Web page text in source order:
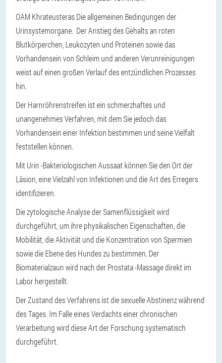
OAM Khrateusteras Die allgemeinen Bedingungen der
Urinsystemorgane. Der Anstieg des Gehalts an roten
Blutkörperchen, Leukozyten und Proteinen sowie das
Vorhandensein von Schleim und anderen Verunreinigungen
weist auf einen großen Verlauf des entzündlichen Prozesses
hin.
Der Harnröhrenstreifen ist ein schmerzhaftes und
unangenehmes Verfahren, mit dem Sie jedoch das
Vorhandensein einer Infektion bestimmen und seine Vielfalt
feststellen können.
Mit Urin -Bakteriologischen Aussaat können Sie den Ort der
Läsion, eine Vielzahl von Infektionen und die Art des Erregers
identifizieren.
Die zytologische Analyse der Samenflüssigkeit wird
durchgeführt, um ihre physikalischen Eigenschaften, die
Mobilität, die Aktivität und die Konzentration von Spermien
sowie die Ebene des Hundes zu bestimmen. Der
Biomaterialzaun wird nach der Prostata -Massage direkt im
Labor hergestellt.
Der Zustand des Verfahrens ist die sexuelle Abstinenz während
des Tages. Im Falle eines Verdachts einer chronischen
Verarbeitung wird diese Art der Forschung systematisch
durchgeführt.